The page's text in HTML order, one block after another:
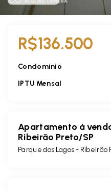
R$136.500
Condomínio
IPTU Mensal
Apartamento á
Ribeirão Preto/SP
Parque dos Lagos - Ribeirão